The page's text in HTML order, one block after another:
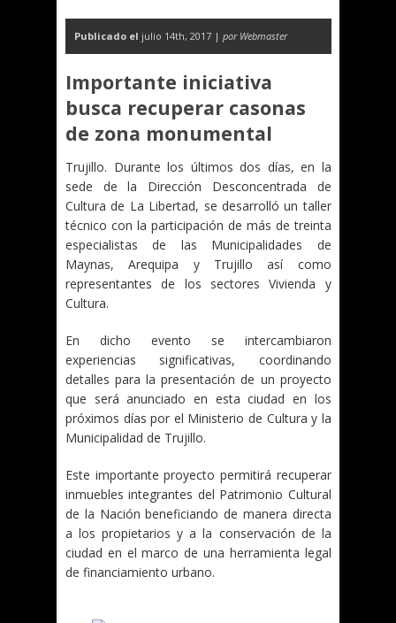
Publicado el julio 14th, 2017 | por Webmaster
Importante iniciativa
busca recuperar casonas
de zona monumental
Trujillo. Durante los últimos dos días, en la
sede de la Dirección Desconcentrada de
Cultura de La Libertad, se desarrolló un taller
técnico con la participación de más de treinta
especialistas de las Municipalidades de
Maynas, Arequipa y Trujillo así como
representantes de los sectores Vivienda y
Cultura.
En dicho evento se intercambiaron
experiencias significativas, coordinando
detalles para la presentación de un proyecto
que será anunciado en esta ciudad en los
próximos días por el Ministerio de Cultura y la
Municipalidad de Trujillo.
Este importante proyecto permitirá recuperar
inmuebles integrantes del Patrimonio Cultural
de la Nación beneficiando de manera directa
a los propietarios y a la conservación de la
ciudad en el marco de una herramienta legal
de financiamiento urbano.